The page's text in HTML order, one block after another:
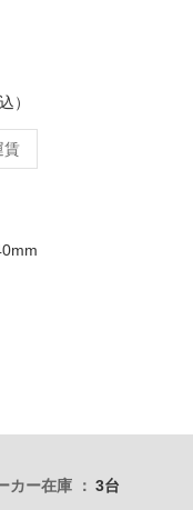
）
賃
カー在庫 3台